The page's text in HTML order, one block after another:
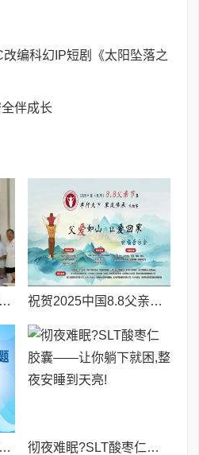
改编科幻IP短剧《太阳坠落之
伴成长
北大等名校录取通知书送达仪式在喀什市特区实验学校暖心举行 祝贺2025中国8.8父亲节“孝行天下家风传承”论坛暨祈福音乐会圆满成功
境内外资本市场并购重组专题交流会暨投融资路演会 深度解析驱动企业资本战略升级 彻夜难眠?SLT酸枣仁胶囊——让你躺下就困,整夜安睡到天亮!